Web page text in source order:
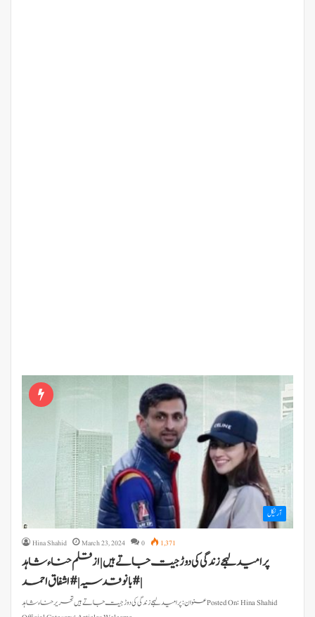
آرٹیکل
Hina Shahid March 23, 2024 0 1,371
پر امید لہجے زندگی کی دوڑ جیت جاتے ہیں | از قلم حناء شاہد
|#بانوقدسیہ | #اشفاق احمد
عنوان: پرامید لہجے زندگی کی دوڑ جیت جاتے ہیں تحریر حناء شاہد Posted On: Hina Shahid